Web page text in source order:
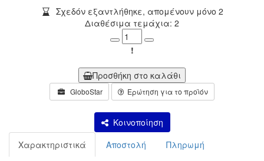
Σχεδόν εξαντλήθηκε, απομένουν μόνο 2
Διαθέσιμα τεμάχια: 2
Minus
Plus
!
Προσθήκη στο καλάθι
GloboStar Ερώτηση για το προϊόν
Κοινοποίηση
Χαρακτηριστικά
Αποστολή Πληρωμή